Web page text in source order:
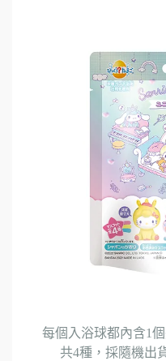
每個入浴球都內含1
共4種，採隨機出